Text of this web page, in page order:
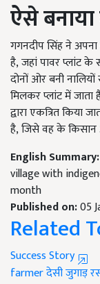
ऐसे
गगनदीप सिंह ने अपना
है, जहां पावर प्लांट के
दोनों ओर बनी
मिलकर प्लांट में
द्वारा एकत्रित किया
है, जिसे वह के
English Summary:
village with
month
Published on:05
Related
Success Story
farmerदेसी जुगाड़